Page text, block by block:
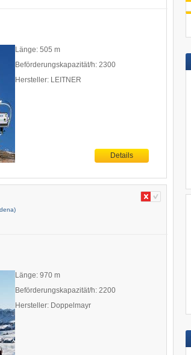
Länge: 505 m
Beförderungskapazität/h: 2300
Hersteller: LEITNER
Details
Länge: 970 m
Beförderungskapazität/h: 2200
Hersteller: Doppelmayr